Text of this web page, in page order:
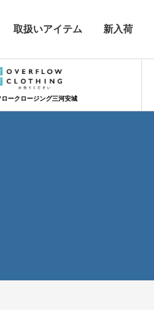
取扱いアイテム 新入荷
ークロージング三河安城